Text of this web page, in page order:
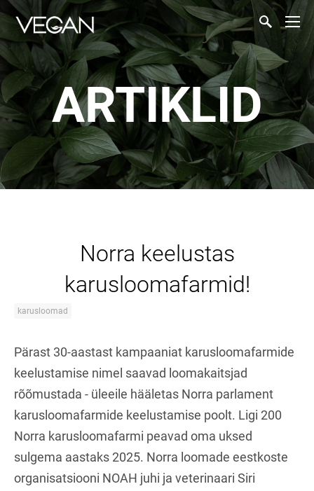
ARTIKLID
Norra keelustas
karusloomafarmid!
karusloomad
Pärast 30-aastast kampaaniat karusloomafarmide
keelustamise nimel saavad loomakaitsjad
rõõmustada - üleeile hääletas Norra parlament
karusloomafarmide keelustamise poolt. Ligi 200
Norra karusloomafarmi peavad oma uksed
sulgema aastaks 2025. Norra loomade eestkoste
organisatsiooni NOAH juhi ja veterinaari Siri